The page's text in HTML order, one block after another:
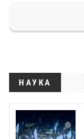
НАУКА